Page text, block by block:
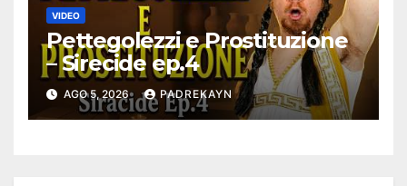
VIDEO
Pettegolezzi e Prostituzione
– Sirecide ep.4
AGO 5, 2026 PADREKAYN